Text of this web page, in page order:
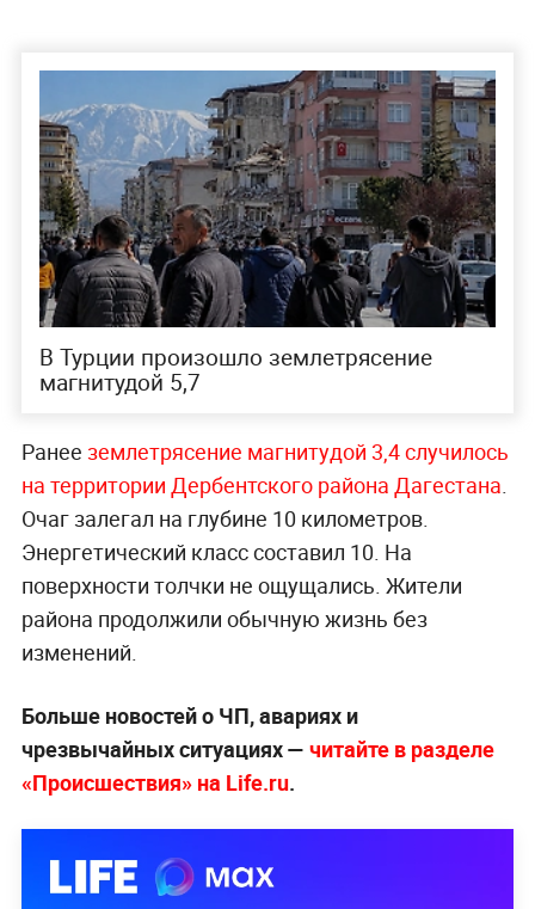
В Турции произошло землетрясение
магнитудой 5,7
Ранее землетрясение магнитудой 3,4 случилось
на территории Дербентского района Дагестана.
Очаг залегал на глубине 10 километров.
Энергетический класс составил 10. На
поверхности толчки не ощущались. Жители
района продолжили обычную жизнь без
изменений.
Больше новостей о ЧП, авариях и
чрезвычайных ситуациях — читайте в разделе
«Происшествия» на Life.ru.